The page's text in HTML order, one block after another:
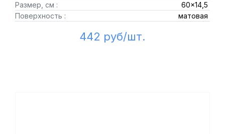
Размер, см :
60x14,5
Поверхность :
матовая
442 руб/шт.